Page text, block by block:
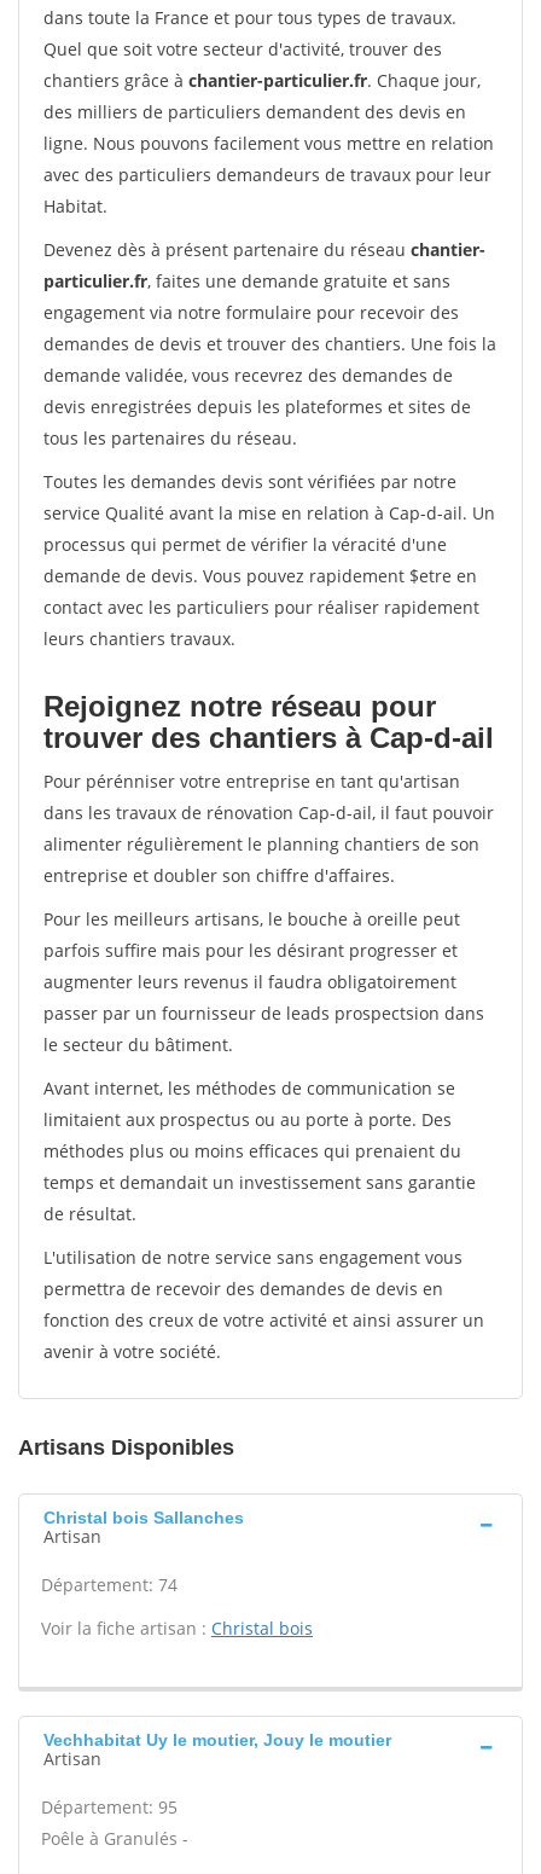
dans toute la France et pour tous types de travaux.
Quel que soit votre secteur d'activité, trouver des
chantiers grâce à chantier-particulier.fr. Chaque jour,
des milliers de particuliers demandent des devis en
ligne. Nous pouvons facilement vous mettre en relation
avec des particuliers demandeurs de travaux pour leur
Habitat.
Devenez dès à présent partenaire du réseau chantier-
particulier.fr, faites une demande gratuite et sans
engagement via notre formulaire pour recevoir des
demandes de devis et trouver des chantiers. Une fois la
demande validée, vous recevrez des demandes de
devis enregistrées depuis les plateformes et sites de
tous les partenaires du réseau.
Toutes les demandes devis sont vérifiées par notre
service Qualité avant la mise en relation à Cap-d-ail. Un
processus qui permet de vérifier la véracité d'une
demande de devis. Vous pouvez rapidement $etre en
contact avec les particuliers pour réaliser rapidement
leurs chantiers travaux.
Rejoignez notre réseau pour
trouver des chantiers à Cap-d-ail
Pour pérénniser votre entreprise en tant qu'artisan
dans les travaux de rénovation Cap-d-ail, il faut pouvoir
alimenter régulièrement le planning chantiers de son
entreprise et doubler son chiffre d'affaires.
Pour les meilleurs artisans, le bouche à oreille peut
parfois suffire mais pour les désirant progresser et
augmenter leurs revenus il faudra obligatoirement
passer par un fournisseur de leads prospectsion dans
le secteur du bâtiment.
Avant internet, les méthodes de communication se
limitaient aux prospectus ou au porte à porte. Des
méthodes plus ou moins efficaces qui prenaient du
temps et demandait un investissement sans garantie
de résultat.
L'utilisation de notre service sans engagement vous
permettra de recevoir des demandes de devis en
fonction des creux de votre activité et ainsi assurer un
avenir à votre société.
Artisans Disponibles
Christal bois Sallanches
Artisan
Département: 74
Voir la fiche artisan : Christal bois
Vechhabitat Uy le moutier, Jouy le moutier
Artisan
Département: 95
Poêle à Granulés -